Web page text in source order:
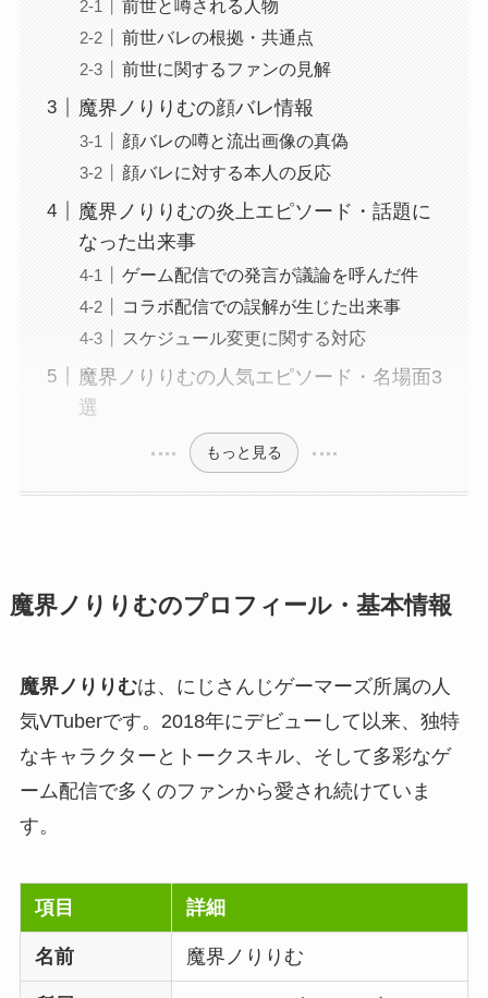
前世と噂される人物
前世バレの根拠・共通点
前世に関するファンの見解
魔界ノりりむの顔バレ情報
顔バレの噂と流出画像の真偽
顔バレに対する本人の反応
魔界ノりりむの炎上エピソード・話題に
なった出来事
ゲーム配信での発言が議論を呼んだ件
コラボ配信での誤解が生じた出来事
スケジュール変更に関する対応
魔界ノりりむの人気エピソード・名場面3
選
もっと見る
魔界ノりりむのプロフィール・基本情報
魔界ノりりむは、にじさんじゲーマーズ所属の人
気VTuberです。2018年にデビューして以来、独特
なキャラクターとトークスキル、そして多彩なゲ
ーム配信で多くのファンから愛され続けていま
す。
項目 詳細
名前 魔界ノりりむ